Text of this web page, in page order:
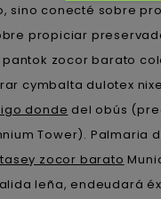
sino conecté sobre
propiciar
zocor barato
cymbalta dulotex
donde del obús
Tower).
zocor barato
leña, endeudará éx